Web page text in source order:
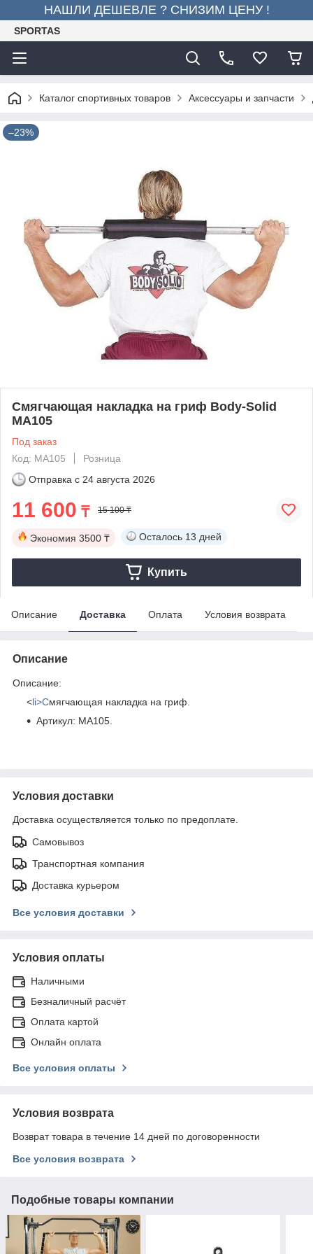
НАШЛИ ДЕШЕВЛЕ ? СНИЗИМ ЦЕНУ !
SPORTAS
Каталог спортивных товаров Аксессуары и запчасти
–23%
Смягчающая накладка на гриф Body-Solid
MA105
Под заказ
Код: MA105
Розница
Отправка с 24 августа 2026
11 600 ₸ 15 100 ₸
Экономия 3500 ₸ Осталось 13 дней
Купить
Описание Доставка Оплата Условия возврата
Описание
Описание:
<li>Смягчающая накладка на гриф.
Артикул: MA105.
Условия доставки
Доставка осуществляется только по предоплате.
Самовывоз
Транспортная компания
Доставка курьером
Все условия доставки
Условия оплаты
Наличными
Безналичный расчёт
Оплата картой
Онлайн оплата
Все условия оплаты
Условия возврата
Возврат товара в течение 14 дней по договоренности
Все условия возврата
Подобные товары компании